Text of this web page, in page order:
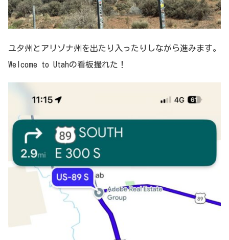
ユタ州とアリゾナ州を出たり入ったりしながら進みます。
Welcome to Utahの看板撮れた！